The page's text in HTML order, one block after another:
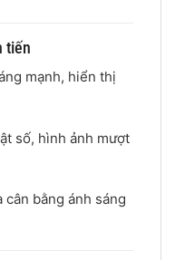
tiến
mạnh, hiển thị
số, hình ảnh mượt
bằng ánh sáng